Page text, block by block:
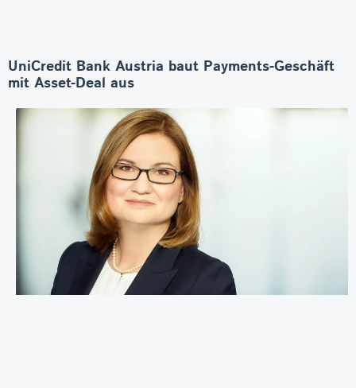
UniCredit Bank Austria baut Payments-Geschäft
mit Asset-Deal aus